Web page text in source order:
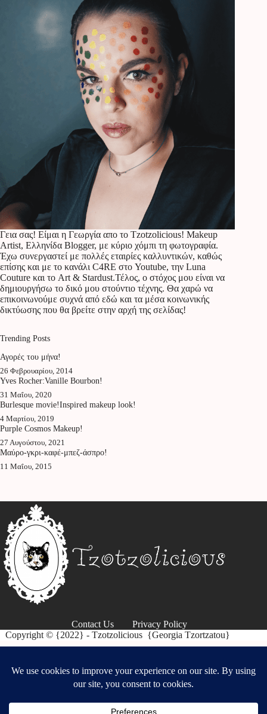
Γεια σας! Είμαι η Γεωργία απο το Tzotzolicious! Makeup
Artist, Ελληνίδα Blogger, με κύριο χόμπι τη φωτογραφία.
Έχω συνεργαστεί με πολλές εταιρίες καλλυντικών, καθώς
επίσης και με το κανάλι C4RE στο Youtube, την Luna
Couture και το Art & Stardust.Τέλος, ο στόχος μου είναι να
δημιουργήσω το δικό μου στούντιο τέχνης. Θα χαρώ να
επικοινωνούμε συχνά από εδώ και τα μέσα κοινωνικής
δικτύωσης που θα βρείτε στην αρχή της σελίδας!
Trending Posts
Αγορές του μήνα!
26 Φεβρουαρίου, 2014
Yves Rocher:Vanille Bourbon!
31 Μαΐου, 2020
Burlesque movie!Inspired makeup look!
4 Μαρτίου, 2019
Purple Cosmos Makeup!
27 Αυγούστου, 2021
Μαύρο-γκρι-καφέ-μπεζ-άσπρο!
11 Μαΐου, 2015
Contact Us
Privacy Policy
Copyright © {2022} - Tzotzolicious {Georgia Tzortzatou}